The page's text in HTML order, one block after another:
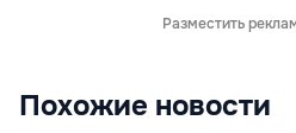
Разместить
Похожие новости